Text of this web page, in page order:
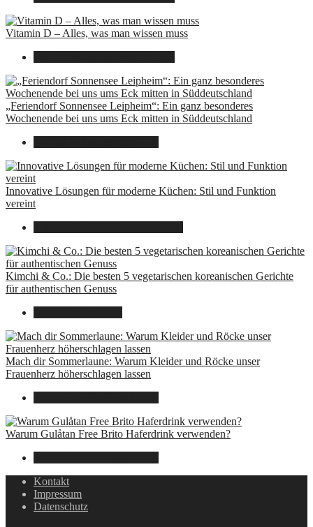
Vitamin D – Alles, was man wissen muss
„Feriendorf Sonnensee Leipheim“: Ein ganz besonderes
Wochenende bei uns ums Eck mitten in Süddeutschland
Innovative Lösungen für moderne Küchen: Stil und Funktion
vereint
Kimchi & Co.: Die besten 5 vegetarischen koreanischen Gerichte
für authentischen Genuss
Mach dir Sommerlaune: Warum Kleider und Röcke unser
Frauenherz höherschlagen lassen
Warum Gulåtan Free Brito Haferdrink verwenden?
Kontakt
Impressum
Datenschutz